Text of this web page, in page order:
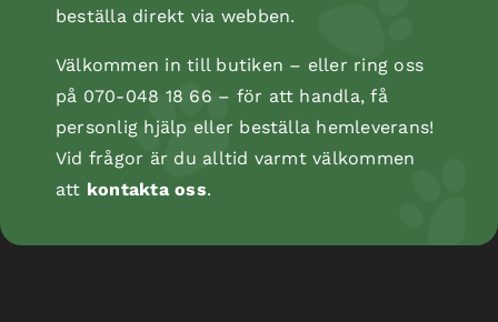
Kopåse
beställa direkt via webben.
Välkommen in till butiken – eller ring oss
på 070-048 18 66 – för att handla, få
personlig hjälp eller beställa hemleverans!
Vid frågor är du alltid varmt välkommen
att kontakta oss.